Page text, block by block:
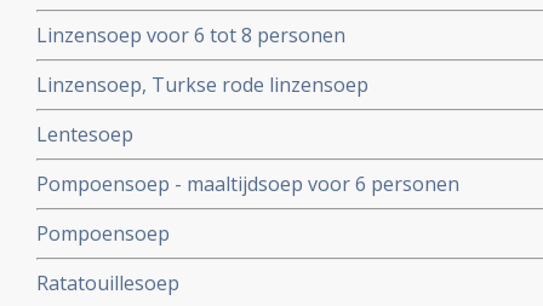
Linzensoep voor 6 tot 8 personen
Linzensoep, Turkse rode linzensoep
Lentesoep
Pompoensoep - maaltijdsoep voor 6 personen
Pompoensoep
Ratatouillesoep